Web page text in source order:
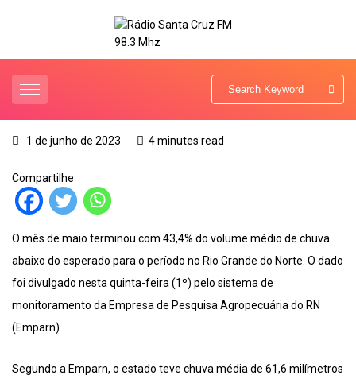
1 de junho de 2023 4 minutes read
Compartilhe
O mês de maio terminou com 43,4% do volume médio de chuva
abaixo do esperado para o período no Rio Grande do Norte. O dado
foi divulgado nesta quinta-feira (1º) pelo sistema de
monitoramento da Empresa de Pesquisa Agropecuária do RN
(Emparn).
Segundo a Emparn, o estado teve chuva média de 61,6 milímetros